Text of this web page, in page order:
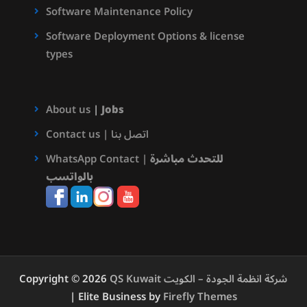
Software Maintenance Policy
Software Deployment Options & license
types
About us|Jobs
Contact us | اتصل بنا
WhatsApp Contact | للتحدث مباشرة
بالواتسب
Copyright © 2026
QS Kuwait شركة انظمة الجودة – الكويت
| Elite Business byFirefly Themes